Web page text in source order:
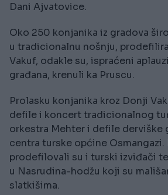
Dani Ajvatovice.
Oko 250 konjanika iz gradova
u tradicionalnu nošnju,
Vakuf, odakle su, ispraćeni
građana, krenuli ka Pruscu.
Prolasku konjanika kroz Donji
defile i koncert tradicionalnog
orkestra Mehter i defile derviške
centra turske općine Osmangazi.
prodefilovali su i turski izviđači
u Nasrudina-hodžu koji su
slatkišima.